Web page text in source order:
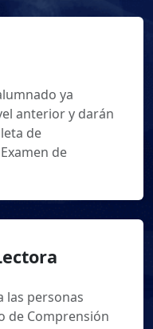
ya
anterior y darán
de
de
las personas
de Comprensión